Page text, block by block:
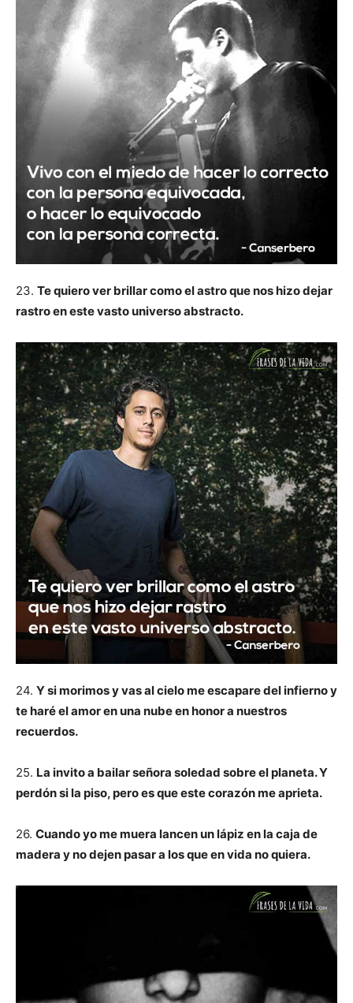
23. Te quiero ver brillar como el astro que nos hizo dejar
rastro en este vasto universo abstracto.
24. Y si morimos y vas al cielo me escapare del infierno y
te haré el amor en una nube en honor a nuestros
recuerdos.
25. La invito a bailar señora soledad sobre el planeta. Y
perdón si la piso, pero es que este corazón me aprieta.
26. Cuando yo me muera lancen un lápiz en la caja de
madera y no dejen pasar a los que en vida no quiera.